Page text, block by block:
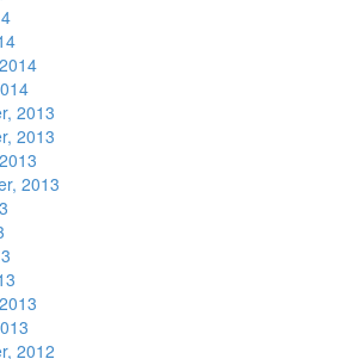
2013
2013
2013
2012